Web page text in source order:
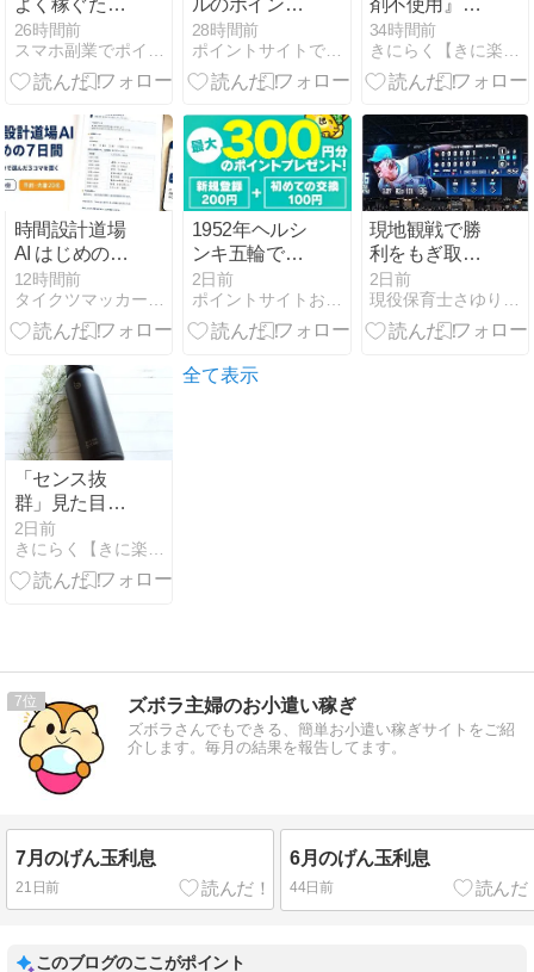
よく稼ぐため
の完全ロード
マップ
26時間前
ルのポイント
交換
28時間前
ポイントサイトで小さく稼ぐ
剤不使用』一
度使ったら手
放せない！
【セルピュア
肌の外出を劇
的に変える神
の日焼け止め
だった
34時間前
時間設計道場
AI はじめの7
日間ー7日
間・時間の棚
卸しワーク
にやり切る実
践ガイド
12時間前
1952年ヘルシ
ンキ五輪でマ
ラソンなど3
冠に輝いたエ
ミール・ザト
呼ばれた？
2日前
現地観戦で勝
利をもぎ取っ
てきた
2日前
「センス抜
群」見た目も
機能も満点！
【BOTTLE
BOTTLE 水
った
2日前
全て表示
7 ズボラ主婦のお小遣い稼ぎ
ズボラさんでもできる、簡単お小遣い稼ぎサイトをご紹
介します。毎月の結果を報告してます。
7月のげん玉利息
21日前
6月のげん玉利息
44日前
このブログのここがポイント